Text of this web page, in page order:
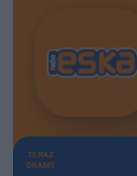
TERAZ
GRAMY